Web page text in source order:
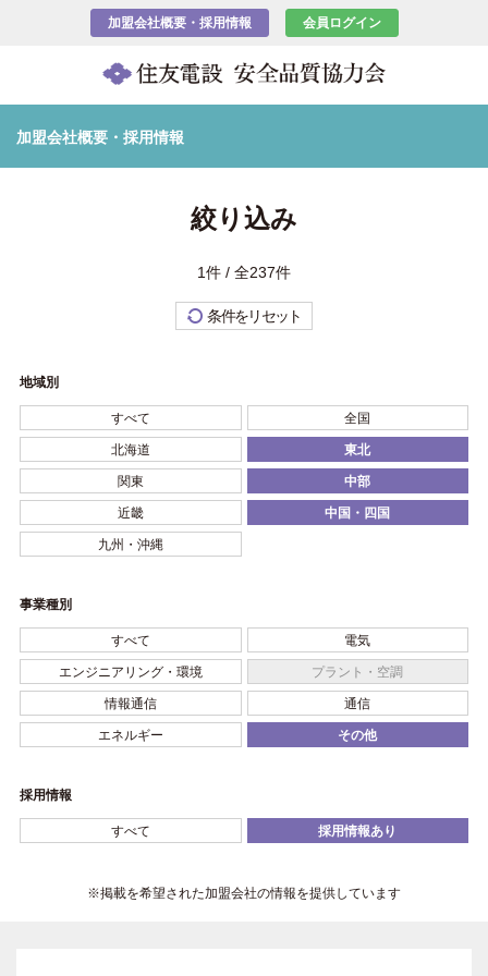
加盟会社概要・採用情報 会員ログイン
加盟会社概要・採用情報
絞り込み
1件 / 全237件
条件をリセット
地域別
すべて 全国
北海道 東北
関東 中部
近畿 中国・四国
九州・沖縄
事業種別
すべて 電気
エンジニアリング・環境 プラント・空調
情報通信 通信
エネルギー その他
採用情報
すべて 採用情報あり
※掲載を希望された加盟会社の情報を提供しています